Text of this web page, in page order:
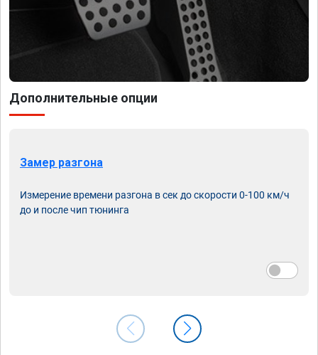
Дополнительные опции
Замер разгона
Измерение времени разгона в сек до скорости 0-100 км/ч
до и после чип тюнинга